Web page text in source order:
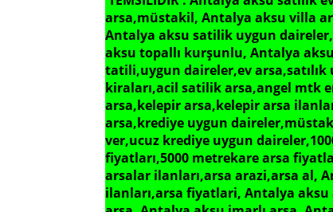
arsa,müstakil, Antalya aksu villa
Antalya aksu satilik uygun
aksu topallı kurşunlu, Antalya
tatili,uygun daireler,ev
kiraları,acil satilik arsa,angel mtk
arsa,kelepir arsa,kelepir arsa
arsa,krediye uygun
ver,ucuz krediye uygun
fiyatları,5000 metrekare arsa
arsalar ilanları,arsa arazi,arsa al,
ilanları,arsa fiyatlari, Antalya aksu